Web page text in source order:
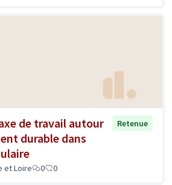
de travail autour
durable dans
Retenue
et Loire 0 0